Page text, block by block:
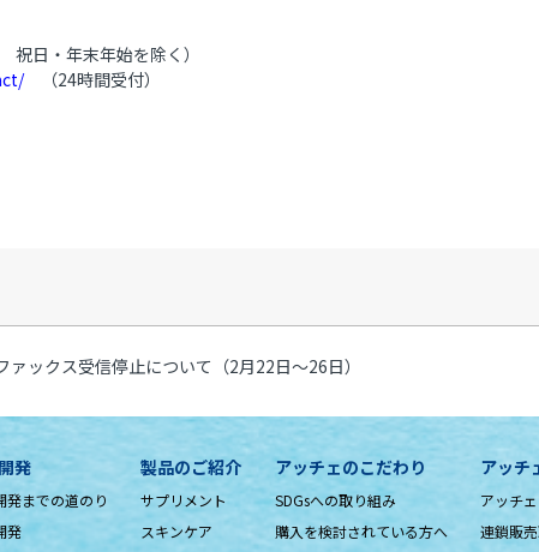
日・年末年始を除く）
（24時間受付）
ァックス受信停止について（2月22日～26日）
発
発までの道のり
発
製品のご紹介
サプリメント
スキンケア
アッチェのこだわり
SDGsへの取り組み
購入を検討されている方へ
アッチ
アッチ
連鎖販